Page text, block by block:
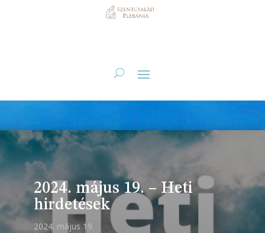
2024. május 19. – Heti
hirdetések
2024. május 19.